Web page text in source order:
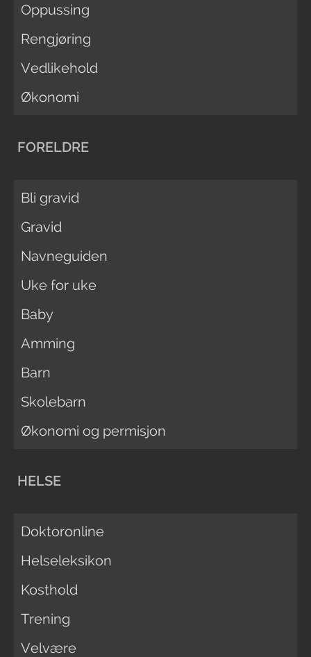
Oppussing
Rengjøring
Vedlikehold
Økonomi
FORELDRE
Bli gravid
Gravid
Navneguiden
Uke for uke
Baby
Amming
Barn
Skolebarn
Økonomi og permisjon
HELSE
Doktoronline
Helseleksikon
Kosthold
Trening
Velvære